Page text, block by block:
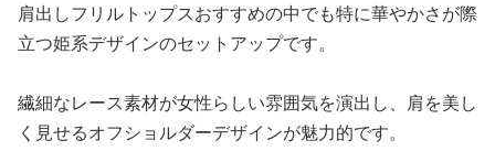
肩出しフリルトップスおすすめの中でも特に華やかさが際
立つ姫系デザインのセットアップです。
繊細なレース素材が女性らしい雰囲気を演出し、肩を美し
く見せるオフショルダーデザインが魅力的です。